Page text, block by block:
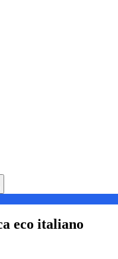
eco italiano